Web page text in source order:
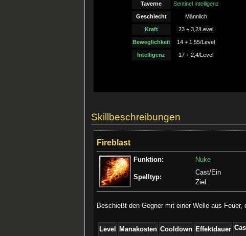
Taverne Sentinel Intelligenz
Geschlecht Männlich
Kraft 23 + 3,2/Level
Beweglichkeit 14 + 1,55/Level
Intelligenz 17 + 2,4/Level
Skillbeschreibungen
Fireblast
Funktion: Nuke
Spelltyp:
Cast/Ein
Ziel
Beschießt den Gegner mit einer Welle aus
Level Manakosten Cooldown Effektdauer